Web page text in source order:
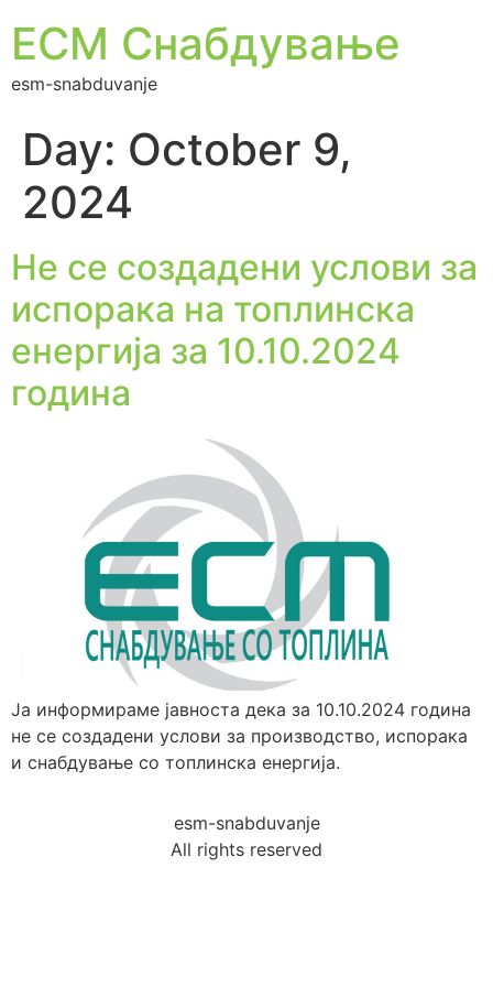
ЕСМ Снабдување
esm-snabduvanje
Day: October 9,
2024
Не се создадени услови за
испорака на топлинска
енергија за 10.10.2024
година
Jа информираме јавноста дека за 10.10.2024 година
не се создадени услови за производство, испорака
и снабдување со топлинска енергија.
esm-snabduvanje
All rights reserved